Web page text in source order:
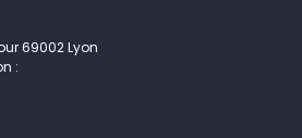
69002 Lyon
: